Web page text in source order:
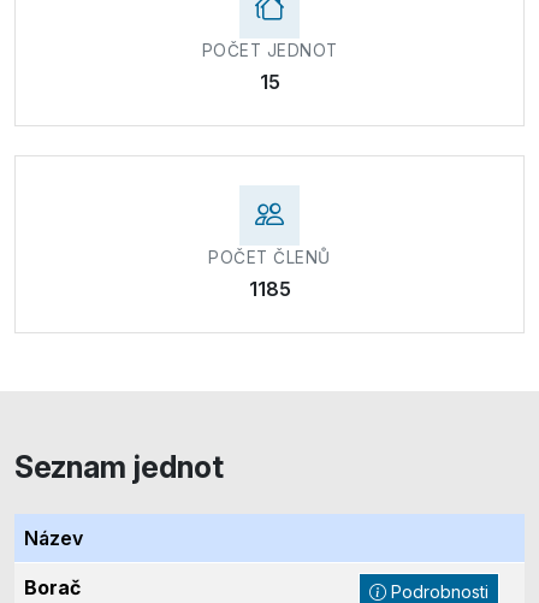
POČET JEDNOT
15
POČET ČLENŮ
1185
Seznam jednot
Název
Borač Podrobnosti